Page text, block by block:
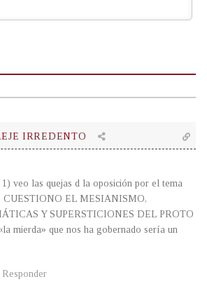
IRREDENTO
veo las quejas d la oposición por el tema
CUESTIONO EL MESIANISMO,
Y SUPERSTICIONES DEL PROTO
mierda» que nos ha gobernado sería un
Responder